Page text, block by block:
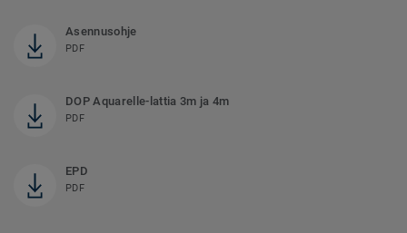
Asennusohje
PDF
DOP Aquarelle-lattia 3m ja 4m
PDF
EPD
PDF